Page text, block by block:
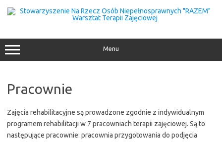
treści
Menu
Pracownie
Zajęcia rehabilitacyjne są prowadzone zgodnie z indywidualnym
programem rehabilitacji w 7 pracowniach terapii zajęciowej. Są to
następujące pracownie: pracownia przygotowania do podjęcia